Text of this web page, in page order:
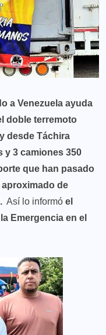
a Venezuela ayuda
doble terremoto
desde Táchira
y 3 camiones 350
que han pasado
aproximado de
Así lo informó el
Emergencia en el